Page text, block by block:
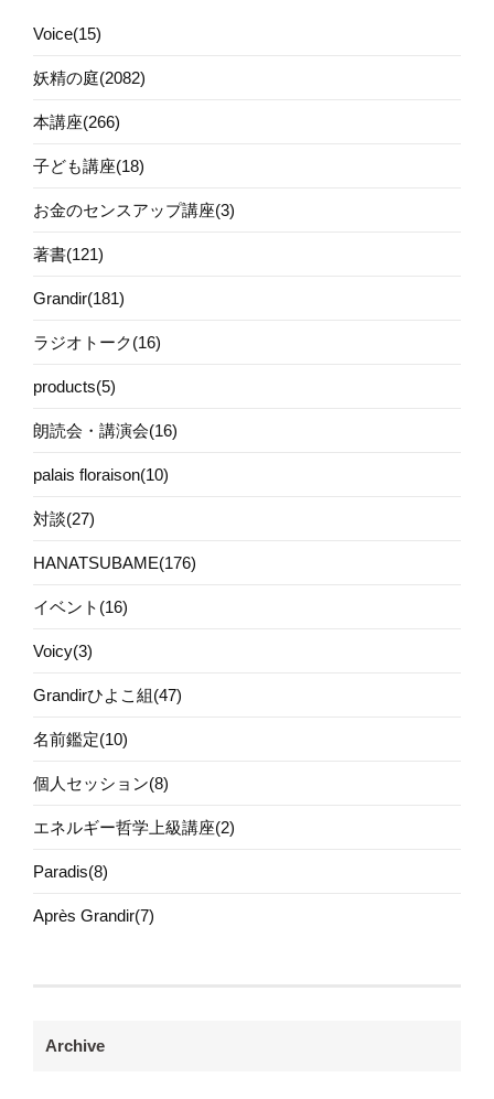
Voice(15)
妖精の庭(2082)
本講座(266)
子ども講座(18)
お金のセンスアップ講座(3)
著書(121)
Grandir(181)
ラジオトーク(16)
products(5)
朗読会・講演会(16)
palais floraison(10)
対談(27)
HANATSUBAME(176)
イベント(16)
Voicy(3)
Grandirひよこ組(47)
名前鑑定(10)
個人セッション(8)
エネルギー哲学上級講座(2)
Paradis(8)
Après Grandir(7)
Archive